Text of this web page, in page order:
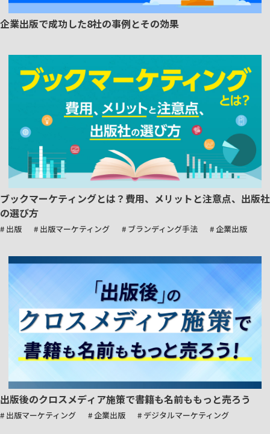
企業出版で成功した8社の事例とその効果
ブックマーケティングとは？費用、メリットと注意点、出版社
の選び方
# 出版 # 出版マーケティング # ブランディング手法 # 企業出版
出版後のクロスメディア施策で書籍も名前ももっと売ろう
# 出版マーケティング # 企業出版 # デジタルマーケティング